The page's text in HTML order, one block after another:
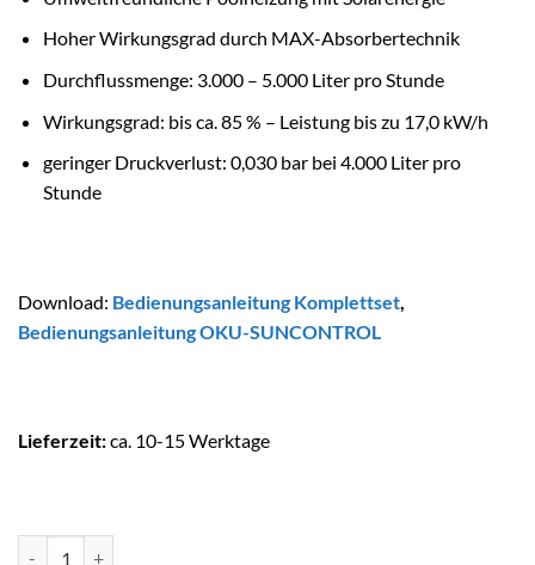
Hoher Wirkungsgrad durch MAX-Absorbertechnik
Durchflussmenge: 3.000 – 5.000 Liter pro Stunde
Wirkungsgrad: bis ca. 85 % – Leistung bis zu 17,0 kW/h
geringer Druckverlust: 0,030 bar bei 4.000 Liter pro
Stunde
Download: Bedienungsanleitung Komplettset
Bedienungsanleitung OKU-SUNCONTROL
Lieferzeit:ca. 10-15 Werktage